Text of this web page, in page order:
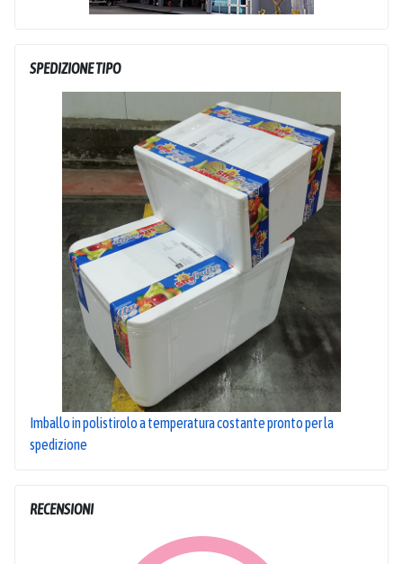
SPEDIZIONE TIPO
Imballo in polistirolo a temperatura costante pronto per la
spedizione
RECENSIONI